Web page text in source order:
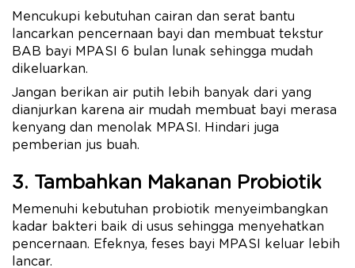
Mencukupi kebutuhan cairan dan serat bantu
lancarkan pencernaan bayi dan membuat tekstur
BAB bayi MPASI 6 bulan lunak sehingga mudah
dikeluarkan.
Jangan berikan air putih lebih banyak dari yang
dianjurkan karena air mudah membuat bayi merasa
kenyang dan menolak MPASI. Hindari juga
pemberian jus buah.
3. Tambahkan Makanan Probiotik
Memenuhi kebutuhan probiotik menyeimbangkan
kadar bakteri baik di usus sehingga menyehatkan
pencernaan. Efeknya, feses bayi MPASI keluar lebih
lancar.